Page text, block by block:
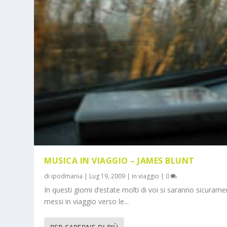
MUSICA IN VIAGGIO – JAMES BLUNT
di ipodmania | Lug 19, 2009 | in viaggio | 0
In questi giorni d’estate molti di voi si saranno
messi in viaggio verso le...